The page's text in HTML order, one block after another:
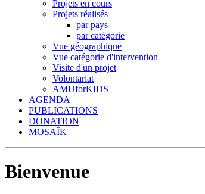
Projets en cours
Projets réalisés
par pays
par catégorie
Vue géographique
Vue catégorie d'intervention
Visite d'un projet
Volontariat
AMUforKIDS
AGENDA
PUBLICATIONS
DONATION
MOSAÏK
Bienvenue